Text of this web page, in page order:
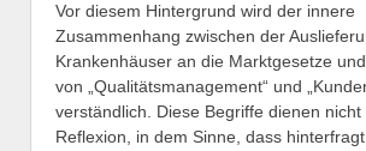
Vor diesem Hintergrund wird der innere
Zusammenhang zwischen der
Krankenhäuser an die Marktgesetze
von „Qualitätsmanagement“ und
verständlich. Diese Begriffe dienen
Reflexion, in dem Sinne, dass